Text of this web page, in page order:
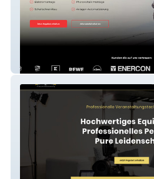
Watterka